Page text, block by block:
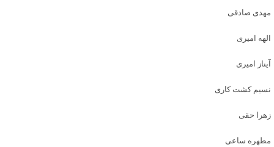
مهدی صادقی
الهه امیری
آیناز امیری
نسیم کشت کاری
زهرا حقی
مطهره ساعی